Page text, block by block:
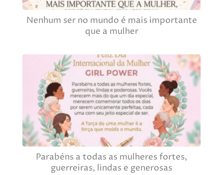
Nenhum ser no mundo é mais importante
que a mulher
Parabéns a todas as mulheres fortes,
guerreiras, lindas e generosas